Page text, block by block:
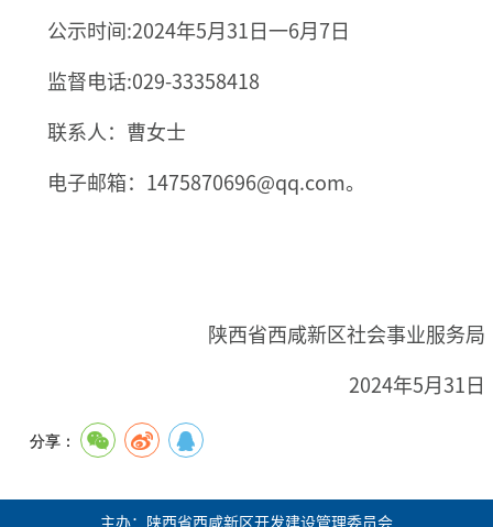
公示时间:2024年5月31日一6月7日
监督电话:029-33358418
联系人：曹女士
电子邮箱：1475870696@qq.com。
陕西省西咸新区社会事业服务局
2024年5月31日
分享：
主办：陕西省西咸新区开发建设管理委员会